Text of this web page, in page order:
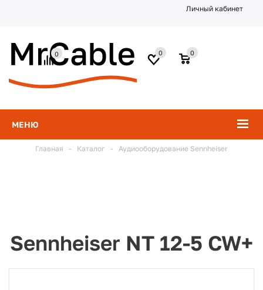
Личный кабинет
МЕНЮ
0
0
0
Главная - Каталог - Аудиооборудование Sennheiser
Sennheiser NT 12-5 CW+